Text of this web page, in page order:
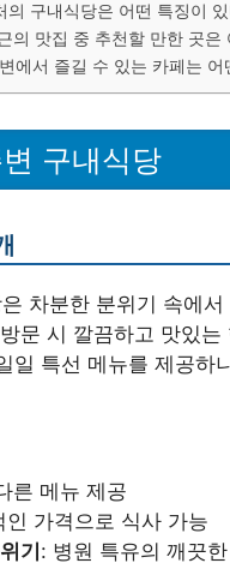
의 구내식당은 어떤 특징이
의 맛집 중 추천할 만한 곳은
에서 즐길 수 있는 카페는 어
구내식당
차분한 분위기 속에
문 시 깔끔하고 맛있
일 특선 메뉴를 제공하
른 메뉴 제공
인 가격으로 식사 가능
기 : 병원 특유의 깨끗